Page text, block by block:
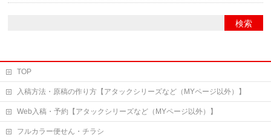
TOP
入稿方法・原稿の作り方【アタックシリーズなど（MYページ以外）】
Web入稿・予約【アタックシリーズなど（MYページ以外）】
フルカラー便せん・チラシ